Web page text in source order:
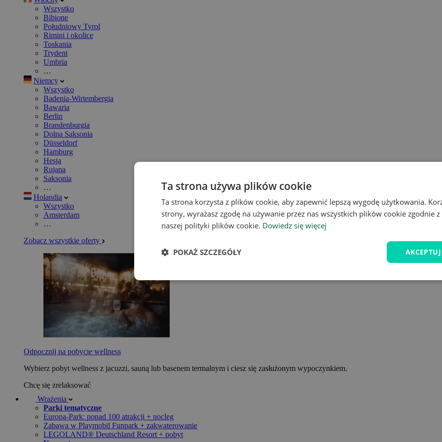
Wszystko
Bibione
Południowy Tyrol
Rimini i okolice
Toskania
Trydent
Umbria
…
Niemcy
Wszystko
Badenia-Wirtembergia
Bawaria
Berlin
Brandenburgia
Dolna Saksonia
Düsseldorf
Hamburg
Hesja
Rujana
Saksonia
…
Holandia
Wszystko
Amsterdam
…
Zobacz wszystkie oferty
Odpocznij na pobycie wellness
Wybierz pobyt wellness z jacuzzi, sauną lub basenem termalnym i ciesz się zasłużonym wypoczynkiem.
Chcę się zrelaksować
Wrażenia
Parki tematyczne
Europa-Park: ponad 100 atrakcji + nocleg
Zabawa w Playmobil Funpark + zakwaterowanie
LEGOLAND® Deutschland Resort + pobyt
Ta strona używa plików cookie
Ta strona korzysta z plików cookie, aby zapewnić lepszą wygodę użytkowania.
strony, wyrażasz zgodę na używanie przez nas wszystkich plików cookie zgodnie
naszej polityki plików cookie. Dowiedz się więcej
POKAŻ SZCZEGÓŁY